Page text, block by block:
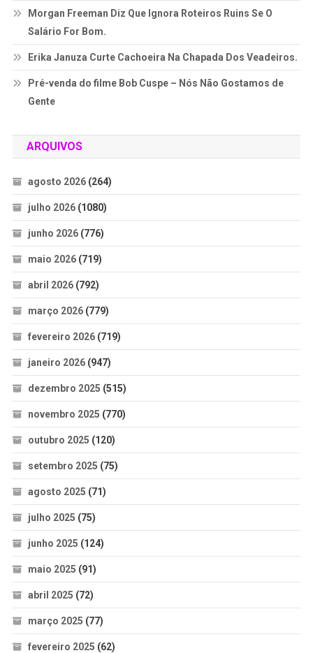
Morgan Freeman Diz Que Ignora Roteiros Ruins Se O
Salário For Bom.
Erika Januza Curte Cachoeira Na Chapada Dos Veadeiros.
Pré-venda do filme Bob Cuspe – Nós Não Gostamos de
Gente
ARQUIVOS
agosto 2026(264)
julho 2026(1080)
junho 2026(776)
maio 2026(719)
abril 2026(792)
março 2026(779)
fevereiro 2026(719)
janeiro 2026(947)
dezembro 2025 (515)
novembro 2025 (770)
outubro 2025 (120)
setembro 2025 (75)
agosto 2025 (71)
julho 2025 (75)
junho 2025 (124)
maio 2025 (91)
abril 2025 (72)
março 2025 (77)
fevereiro 2025 (62)